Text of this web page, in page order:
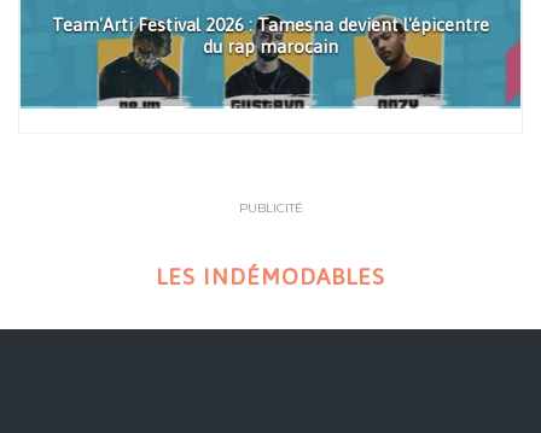
Team'Arti Festival 2026 : Tamesna devient l'épicentre
du rap marocain
PUBLICITÉ
LES INDÉMODABLES